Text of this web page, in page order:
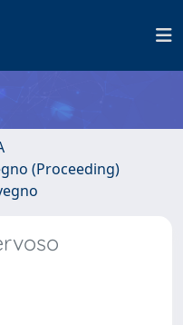
(Proceeding)